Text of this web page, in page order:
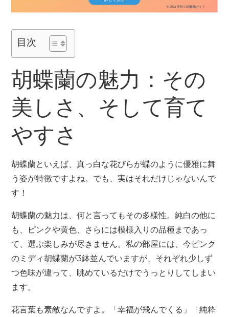
目次
胡蝶蘭の魅力：その
美しさ、そして育て
やすさ
胡蝶蘭といえば、真っ白な花びらが蝶のように優雅に舞
う姿が特徴ですよね。でも、実はそれだけじゃないんで
す！
胡蝶蘭の魅力は、何と言ってもその多様性。純白の他に
も、ピンクや黄色、さらには模様入りの品種まであっ
て、選ぶ楽しみが尽きません。私の部屋には、今ピンク
のミディ胡蝶蘭が3鉢並んでいますが、それぞれ少しず
つ色味が違って、眺めているだけでうっとりしてしまい
ます。
花言葉も素敵なんですよ。「幸福が飛んでくる」「純粋